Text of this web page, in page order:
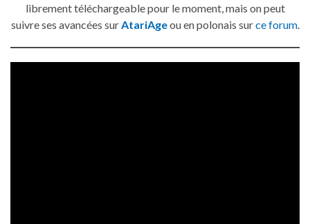
librement téléchargeable pour le moment, mais on peut
suivre ses avancées surAtariAgeou en polonais surce forum.